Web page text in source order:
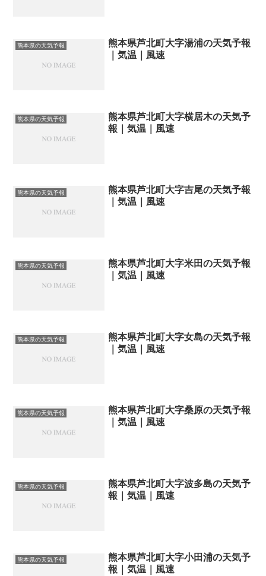
熊本県の天気予報
熊本県芦北町大字湯浦の天気予報
｜気温｜風速
熊本県の天気予報
熊本県芦北町大字横居木の天気予
報｜気温｜風速
熊本県の天気予報
熊本県芦北町大字吉尾の天気予報
｜気温｜風速
熊本県の天気予報
熊本県芦北町大字米田の天気予報
｜気温｜風速
熊本県の天気予報
熊本県芦北町大字女島の天気予報
｜気温｜風速
熊本県の天気予報
熊本県芦北町大字桑原の天気予報
｜気温｜風速
熊本県の天気予報
熊本県芦北町大字波多島の天気予
報｜気温｜風速
熊本県の天気予報
熊本県芦北町大字小田浦の天気予
報｜気温｜風速